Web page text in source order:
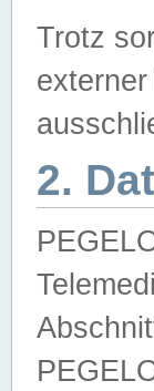
Trotz
2.